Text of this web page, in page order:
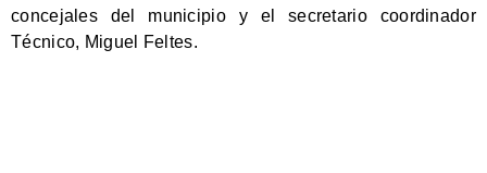
concejales del municipio y el secretario coordinador
Técnico, Miguel Feltes.